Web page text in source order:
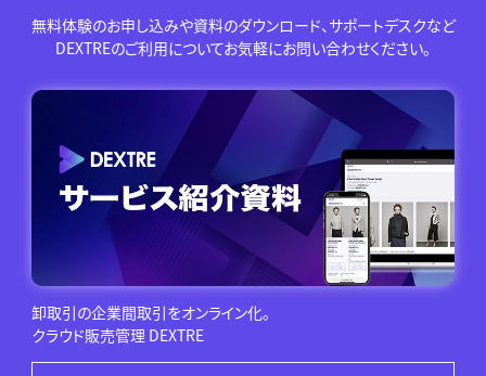
無料体験のお申し込みや資料のダウンロード、サポートデスクなど
DEXTREのご利用についてお気軽にお問い合わせください。
卸取引の企業間取引をオンライン化。
クラウド販売管理 DEXTRE